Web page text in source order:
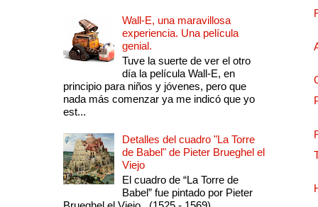
Wall-E, una maravillosa
experiencia. Una película
genial.
Tuve la suerte de ver el otro
día la película Wall-E, en
principio para niños y jóvenes, pero que
nada más comenzar ya me indicó que yo
est...
Detalles del cuadro "La Torre
de Babel" de Pieter Brueghel el
Viejo
El cuadro de “La Torre de
Babel” fue pintado por Pieter